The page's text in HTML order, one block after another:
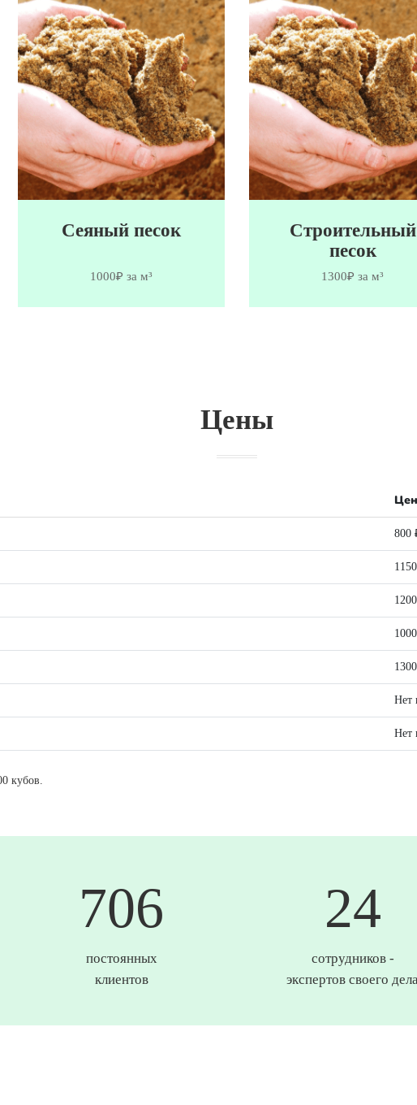
Сеяный песок
1000₽ за м³
Строительный
песок
1300₽ за м³
Цены
800
Нет
Нет
кубов.
744
постоянных
клиентов
25
сотрудников -
экспертов своего